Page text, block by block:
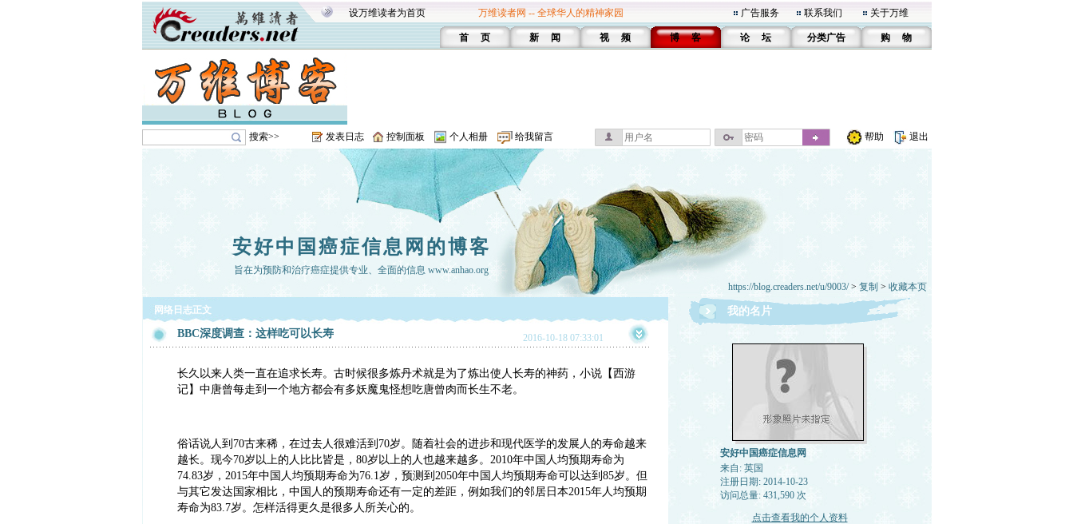
设万维读者为首页 万维读者网 -- 全球华人的精神家园 广告服务 联系我们 关于万维
首 页 新 闻 视 频 博 客 论 坛 分类广告 购 物
搜索>> 发表日志 控制面板 个人相册 给我留言 帮助 退出
安好中国癌症信息网的博客
旨在为预防和治疗癌症提供专业、全面的信息 www.anhao.org
https://blog.creaders.net/u/9003/> 复制 > 收藏本页
网络日志正文
BBC深度调查：这样吃可以长寿 2016-10-18 07:33:01
长久以来人类一直在追求长寿。古时候很多炼丹术就是为了炼出使人长寿的神药，小说【西游
记】中唐曾每走到一个地方都会有多妖魔鬼怪想吃唐曾肉而长生不老。
俗话说人到 70古来稀，在过去人很难活到 70岁。随着社会的进步和现代医学的发展人的寿命越来
越长。现今70岁以上的人比比皆是， 80岁以上的人也越来越多。 2010年中国人均预期寿命为
74.83岁， 2015年中国人均预期寿命为76.1岁，预测到 2050年中国人均预期寿命可以达到 85岁。但
与其它发达国家相比，中国人的预期寿命还有一定的差距，例如我们的邻居日本2015年人均预期
寿命为83.7岁。怎样活得更久是很多人所关心的。
我的名片
安好中国癌症信息网
来自: 英国
注册日期: 2014-10-23
访问总量: 431,590 次
点击查看我的个人资料